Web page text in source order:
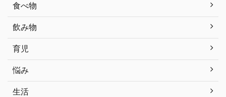
食べ物
飲み物
育児
悩み
生活